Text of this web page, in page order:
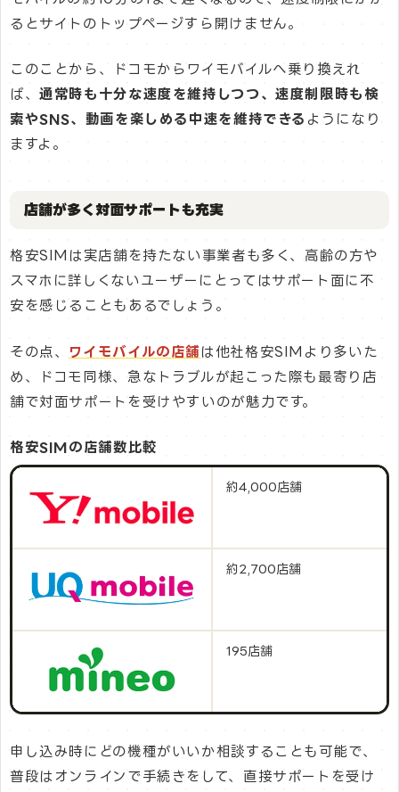
るとサイトのトップページすら開けません。
このことから、ドコモからワイモバイルへ乗り換えれ
ば、通常時も十分な速度を維持しつつ、速度制限時も検
索やSNS、動画を楽しめる中速を維持できる ようになり
ますよ。
店舗が多く対面サポートも充実
格安SIMは実店舗を持たない事業者も多く、高齢の方や
スマホに詳しくないユーザーにとってはサポート面に不
安を感じることもあるでしょう。
その点、 ワイモバイルの店舗 は他社格安SIMより多いた
め、ドコモ同様、急なトラブルが起こった際も最寄り店
舗で対面サポートを受けやすいのが魅力です。
格安SIMの店舗数比較
約4,000店舗
約2,700店舗
195店舗
申し込み時にどの機種がいいか相談することも可能で、
普段はオンラインで手続きをして、直接サポートを受け